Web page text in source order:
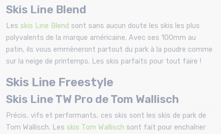
Skis Line Blend
Les skis Line Blend sont sans aucun doute les skis les plus
polyvalents de la marque américaine. Avec ses 100mm au
patin, ils vous emmèneront partout du park à la poudre comme
sur la neige de printemps. Les skis parfaits pour tout faire !
Skis Line Freestyle
Skis Line TW Pro de Tom Wallisch
Précis, vifs et performants, ces skis sont les skis de park de
Tom Wallisch. Les skis Tom Wallisch sont fait pour enchaîner